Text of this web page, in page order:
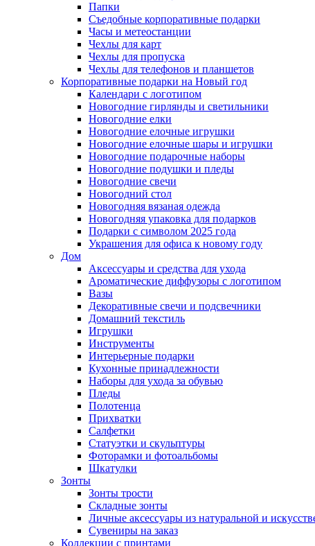
Папки
Съедобные корпоративные подарки
Часы и метеостанции
Чехлы для карт
Чехлы для пропуска
Чехлы для телефонов и планшетов
Корпоративные подарки на Новый год
Календари с логотипом
Новогодние гирлянды и светильники
Новогодние елки
Новогодние елочные игрушки
Новогодние елочные шары и игрушки
Новогодние подарочные наборы
Новогодние подушки и пледы
Новогодние свечи
Новогодний стол
Новогодняя вязаная одежда
Новогодняя упаковка для подарков
Подарки с символом 2025 года
Украшения для офиса к новому году
Дом
Аксессуары и средства для ухода
Ароматические диффузоры с логотипом
Вазы
Декоративные свечи и подсвечники
Домашний текстиль
Игрушки
Инструменты
Интерьерные подарки
Кухонные принадлежности
Наборы для ухода за обувью
Пледы
Полотенца
Прихватки
Салфетки
Статуэтки и скульптуры
Фоторамки и фотоальбомы
Шкатулки
Зонты
Зонты трости
Складные зонты
Личные аксессуары из натуральной и
Сувениры на заказ
Коллекции с принтами